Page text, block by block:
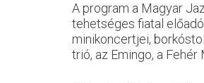
A program a Magyar
tehetséges fiatal
minikoncertjei,
trió, az Emingo, a